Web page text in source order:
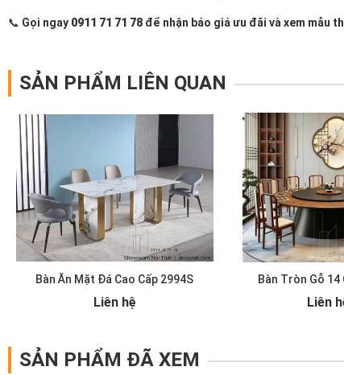
📞 Gọi ngay 0911 71 71 78 để nhận báo giá ưu đãi và xem mẫu
SẢN PHẨM LIÊN QUAN
Bàn Ăn Mặt Đá Cao Cấp 2994S
Liên hệ
Bàn Tròn Gỗ 14
Liên
SẢN PHẨM ĐÃ XEM